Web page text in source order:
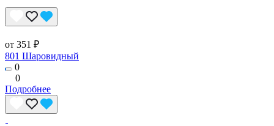
от 351 ₽
801 Шаровидный
0
0
Подробнее